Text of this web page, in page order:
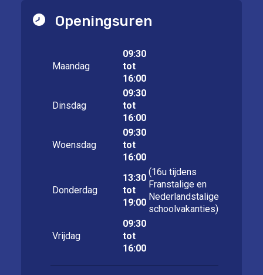
Openingsuren
Maandag
09:30
tot
16:00
Dinsdag
09:30
tot
16:00
Woensdag
09:30
tot
16:00
Donderdag
13:30
tot
19:00
(16u tijdens
Franstalige en
Nederlandstalige
schoolvakanties)
Vrijdag
09:30
tot
16:00